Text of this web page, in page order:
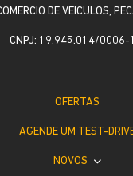
DE VEICULOS,
CNPJ: 19.945.014/0006-
OFERTAS
AGENDE UM TEST-
NOVOS